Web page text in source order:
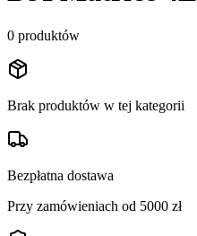
0 produktów
Brak produktów w tej kategorii
Bezpłatna dostawa
Przy zamówieniach od 5000 zł